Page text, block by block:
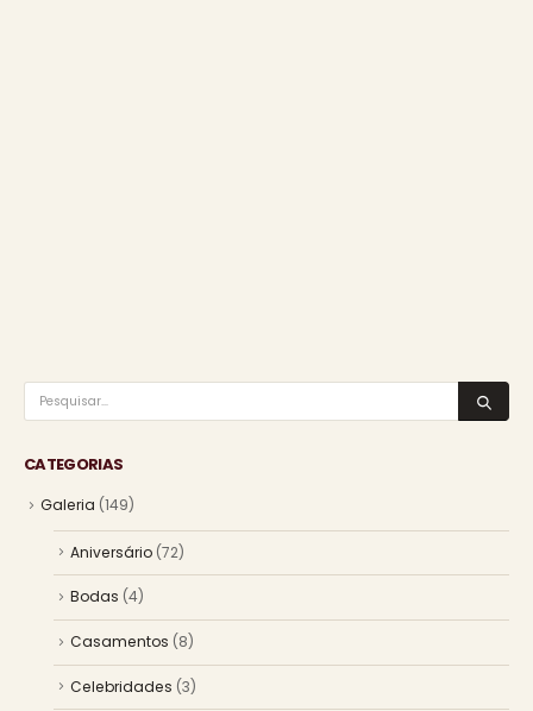
CATEGORIAS
Galeria (149)
Aniversário (72)
Bodas (4)
Casamentos (8)
Celebridades (3)